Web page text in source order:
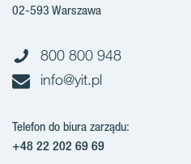
02-593 Warszawa
800 800 948
info@yit.pl
Telefon do biura zarządu:
+48 22 202 69 69